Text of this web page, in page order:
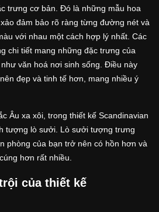
trưng cơ bản. Đó là những mẫu hoa
đảm bảo rõ ràng từng đường nét và
với nhau một cách hợp lý nhất. Các
chi tiết mang những đặc trưng của
văn hoá nơi sinh sống. Điều này
đẹp và tinh tế hơn, mang nhiều ý
Âu xa xôi, trong thiết kế Scandinavian
tượng lò sưởi. Lò sưởi tượng trưng
phòng của bạn trở nên có hồn hơn và
hơn rất nhiều.
của thiết kế